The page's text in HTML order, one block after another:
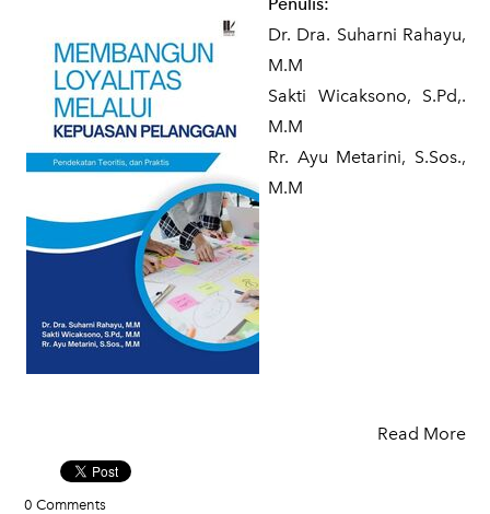
Dr. Dra. Suharni Rahayu,
M.M
Sakti Wicaksono, S.Pd,.
M.M
Rr. Ayu Metarini, S.Sos.,
M.M
Read More
0 Comments